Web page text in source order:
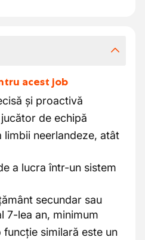
acest job
și proactivă
de echipă
limbii neerlandeze, atât
a lucra într-un sistem
secundar sau
7-lea an, minimum
similară este un